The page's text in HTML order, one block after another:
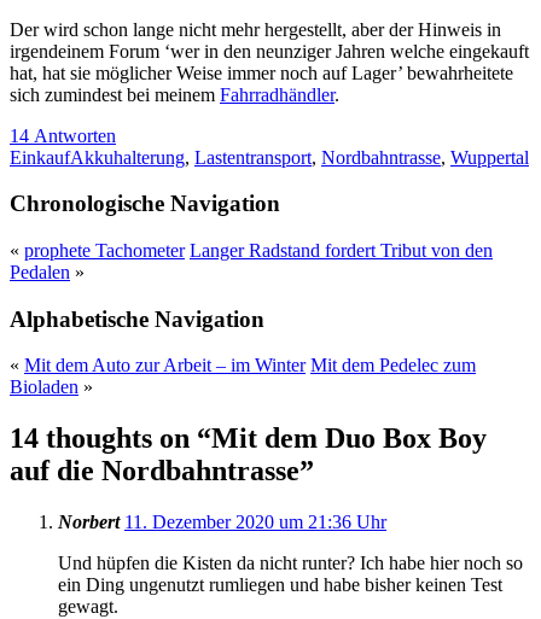
Der wird schon lange nicht mehr hergestellt, aber der Hinweis in
irgendeinem Forum ‘wer in den neunziger Jahren welche eingekauft
hat, hat sie möglicher Weise immer noch auf Lager’ bewahrheitete
sich zumindest bei meinem Fahrradhändler.
14 Antworten
EinkaufAkkuhalterung, Lastentransport, Nordbahntrasse, Wuppertal
Chronologische Navigation
« prophete Tachometer Langer Radstand fordert Tribut von den
Pedalen »
Alphabetische Navigation
« Mit dem Auto zur Arbeit – im Winter Mit dem Pedelec zum
Bioladen »
14 thoughts on “Mit dem Duo Box Boy
auf die Nordbahntrasse”
Norbert 11. Dezember 2020 um 21:36 Uhr
Und hüpfen die Kisten da nicht runter? Ich habe hier noch so
ein Ding ungenutzt rumliegen und habe bisher keinen Test
gewagt.